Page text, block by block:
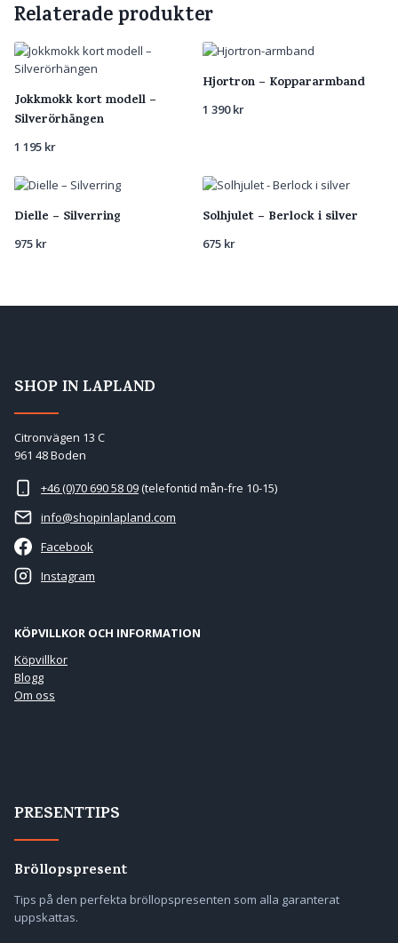
Relaterade produkter
Jokkmokk kort modell –
Silverörhängen
1 195 kr
Hjortron – Koppararmband
1 390kr
Dielle – Silverring
975 kr
Solhjulet – Berlock i silver
675 kr
SHOP IN LAPLAND
Citronvägen 13 C
961 48 Boden
+46 (0)70 690 58 09(telefontid mån-fre 10-15)
info@shopinlapland.com
Facebook
Instagram
KÖPVILLKOR OCH INFORMATION
Köpvillkor
Blogg
Om oss
PRESENTTIPS
Bröllopspresent
Tips på den perfekta bröllopspresenten som alla garanterat
uppskattas.